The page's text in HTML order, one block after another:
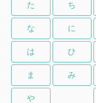
た ち
な に
は ひ
ま み
や